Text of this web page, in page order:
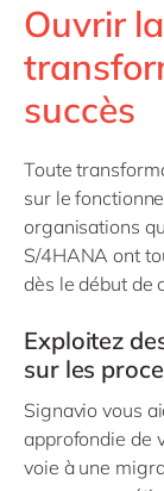
Ouvrir
succès
Toute
sur le
organisations
S/4HANA ont
dès le début de
Exploitez
sur les
Signavio vous
approfondie de
voie à une